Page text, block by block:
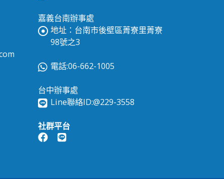
嘉義台南辦事處
地址：台南市後壁區菁寮里菁寮
98號之3
電話:06-662-1005
台中辦事處
Line聯絡ID:@229-3558
社群平台